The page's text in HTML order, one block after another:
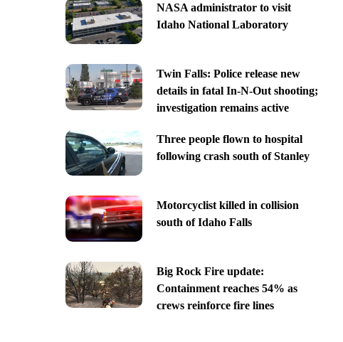
NASA administrator to visit
Idaho National Laboratory
Twin Falls: Police release new
details in fatal In-N-Out shooting;
investigation remains active
Three people flown to hospital
following crash south of Stanley
Motorcyclist killed in collision
south of Idaho Falls
Big Rock Fire update:
Containment reaches 54% as
crews reinforce fire lines